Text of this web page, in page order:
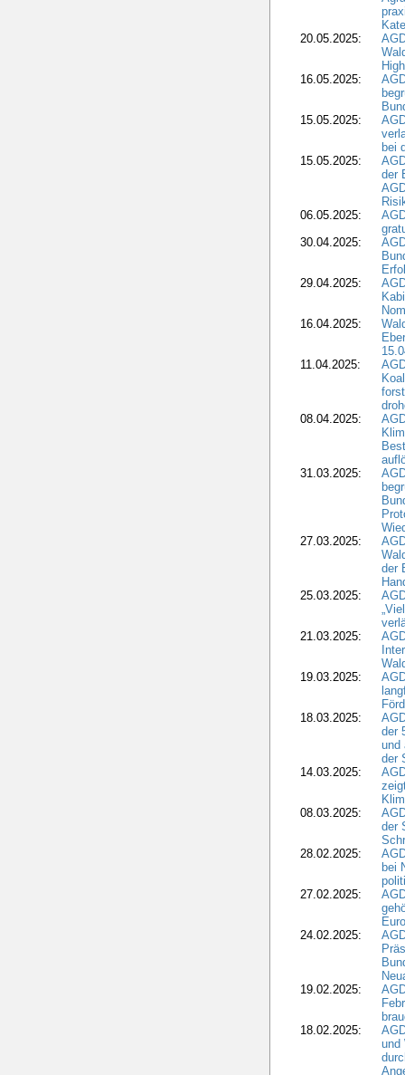
20.05.2025:
16.05.2025:
15.05.2025:
bei
15.05.2025:
der
06.05.2025:
30.04.2025:
29.04.2025:
16.04.2025:
11.04.2025:
08.04.2025:
31.03.2025:
27.03.2025:
der
25.03.2025:
21.03.2025:
19.03.2025:
18.03.2025:
der
und
der
14.03.2025:
08.03.2025:
der
28.02.2025:
bei
27.02.2025:
24.02.2025:
19.02.2025:
18.02.2025:
und